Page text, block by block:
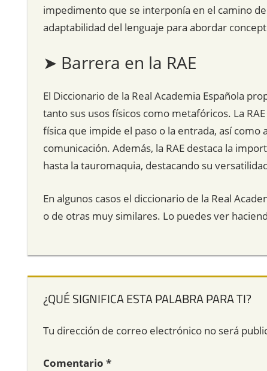
impedimento que se interponía en el camino
adaptabilidad del lenguaje para abordar
➤ Barrera en la RAE
El Diccionario de la Real Academia Española
tanto sus usos físicos como metafóricos. La
física que impide el paso o la entrada, así
comunicación. Además, la RAE destaca la
hasta la tauromaquia, destacando su
En algunos casos el diccionario de la Real
o de otras muy similares. Lo puedes ver
¿QUÉ SIGNIFICA ESTA PALABRA PARA TI?
Tu dirección de correo electrónico no será
Comentario *